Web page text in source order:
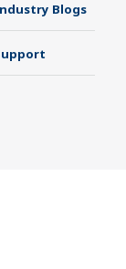
Blogs